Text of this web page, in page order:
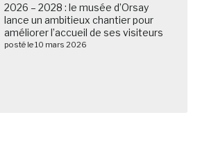
2026 – 2028 : le musée d’Orsay
lance un ambitieux chantier pour
améliorer l’accueil de ses visiteurs
posté le 10 mars 2026